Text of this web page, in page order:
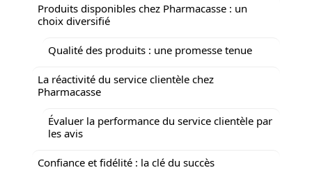
Produits disponibles chez Pharmacasse : un
choix diversifié
Qualité des produits : une promesse tenue
La réactivité du service clientèle chez
Pharmacasse
Évaluer la performance du service clientèle par
les avis
Confiance et fidélité : la clé du succès